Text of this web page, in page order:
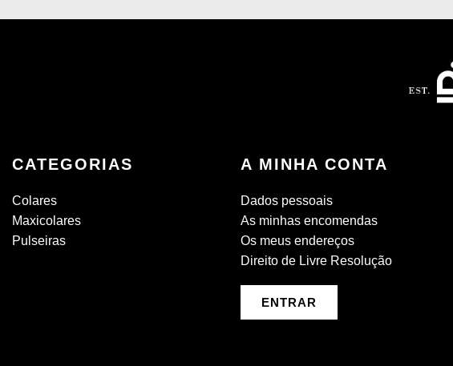
CATEGORIAS
Colares
Maxicolares
Pulseiras
A MINHA CONTA
Dados pessoais
As minhas encomendas
Os meus endereços
Direito de Livre Resolução
ENTRAR